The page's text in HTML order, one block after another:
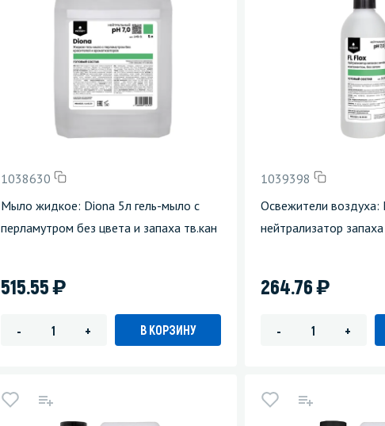
1038630
Мыло жидкое: Diona 5л гель-мыло с
перламутром без цвета и запаха тв.кан
515.55)
- + В КОРЗИНУ
1039398
Освежители воздуха:
нейтрализатор
264.76)
- +